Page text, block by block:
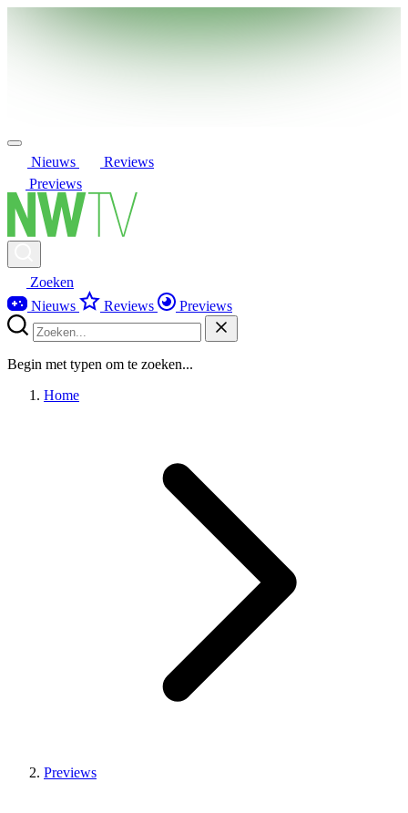
Nieuws
Reviews
Previews
Zoeken
Nieuws
Reviews Previews
Begin met typen om te zoeken...
Home
Previews